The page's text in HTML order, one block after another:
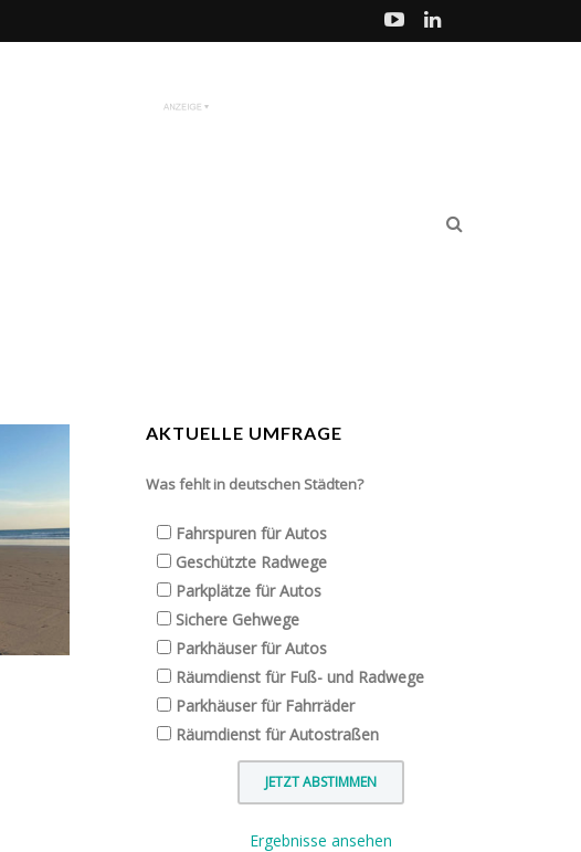
AKTUELLE UMFRAGE
Was fehlt in deutschen Städten?
Fahrspuren für Autos
Geschützte Radwege
Parkplätze für Autos
Sichere Gehwege
Parkhäuser für Autos
Räumdienst für Fuß- und Radwege
Parkhäuser für Fahrräder
Räumdienst für Autostraßen
Ergebnisse ansehen